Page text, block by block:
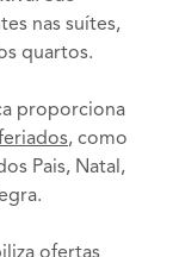
nas suítes,
quartos.
proporciona
, como
Pais, Natal,
ofertas